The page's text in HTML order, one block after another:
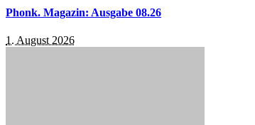
Phonk. Magazin: Ausgabe 08.26
1. August 2026